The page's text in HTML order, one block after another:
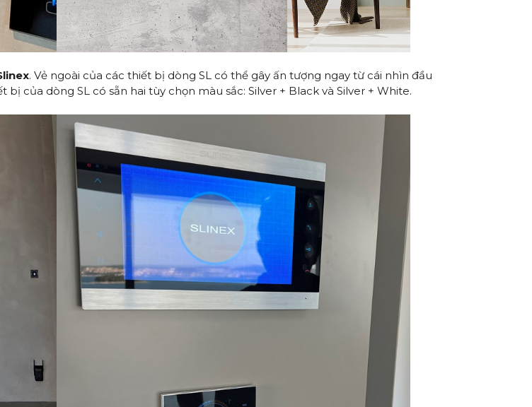
. Vẻ ngoài của các thiết bị dòng SL có thể gây ấn tượng ngay từ cái nhìn đầu
của dòng SL có sẵn hai tùy chọn màu sắc: Silver + Black và Silver + White.